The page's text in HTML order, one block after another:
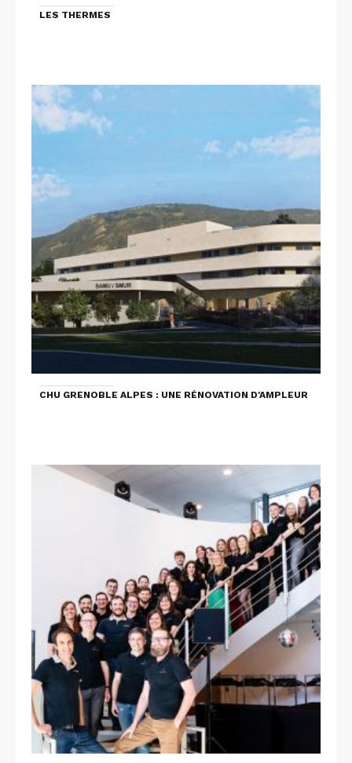
LES THERMES
CHU GRENOBLE ALPES : UNE RÉNOVATION D'AMPLEUR